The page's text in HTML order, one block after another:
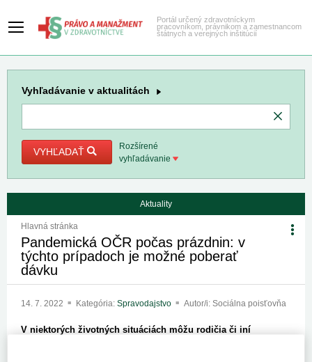
Portál určený zdravotníckym
pracovníkom, právnikom a zamestnancom
štátnych a verejných inštitúcií
Vyhľadávanie v aktualitách
VYHĽADAŤ
Rozšírené
vyhľadávanie
Aktuality
Hlavná stránka
Pandemická OČR počas prázdnin: v
týchto prípadoch je možné poberať
dávku
14. 7. 2022 Kategória: Spravodajstvo Autor/i: Sociálna poisťovňa
V niektorých životných situáciách môžu rodičia či iní